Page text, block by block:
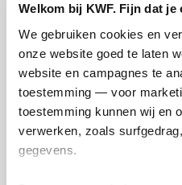
Welkom bij KWF. Fijn dat
We gebruiken cookies en
onze website goed te laten
website en campagnes te
toestemming — voor
toestemming kunnen wij en
verwerken, zoals
gegevens.
Actiepagina gemaakt